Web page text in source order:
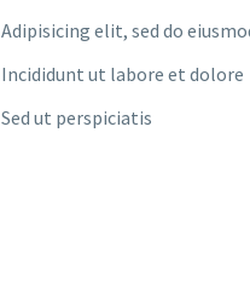
Adipisicing elit, sed do
Incididunt ut labore et dolore
Sed ut perspiciatis